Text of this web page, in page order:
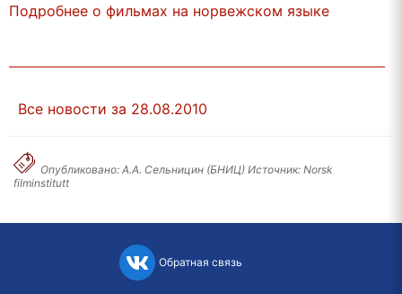
Подробнее о фильмах на норвежском языке
Все новости за 28.08.2010
Опубликовано: А.А. Сельницин (БНИЦ) Источник: Norsk
filminstitutt
Обратная связь